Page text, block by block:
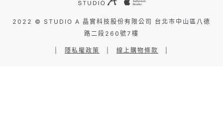
2022 © STUDIO A 晶實科技股份有限公司 台北市中山區八德
路二段260號7樓
隱私權政策 線上購物條款